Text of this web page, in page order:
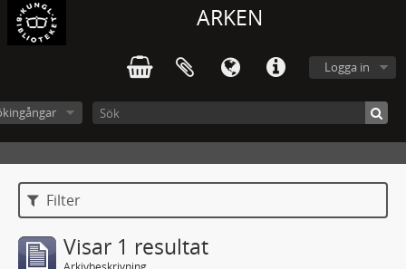
ARKEN
Logga in
Filter
Visar 1 resultat